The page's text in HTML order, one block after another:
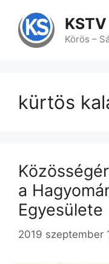
tartalomba
KSTV
Körös –
kürtös
a
Egyesülete
2019 szeptember